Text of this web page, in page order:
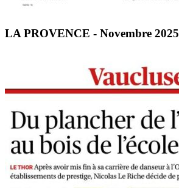
LA PROVENCE - Novembre 2025